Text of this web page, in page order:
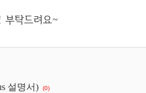
설명서) (0)